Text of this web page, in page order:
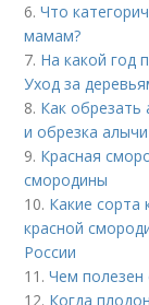
6.Что
мамам?
7. На какой год
Уход за
8. Как обрезать
и обрезка алычи
9. Красная
смородины
10. Какие сорта
красной
России
11.Чем
12. Когда